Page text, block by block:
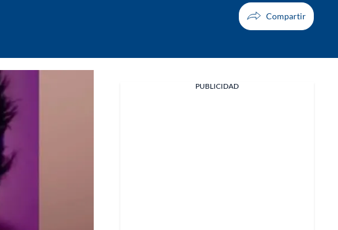
PUBLICIDAD